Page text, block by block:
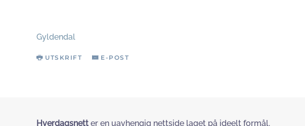
Gyldendal
UTSKRIFT E-POST
Hverdagsnett er en uavhengig nettside laget på ideelt formål.